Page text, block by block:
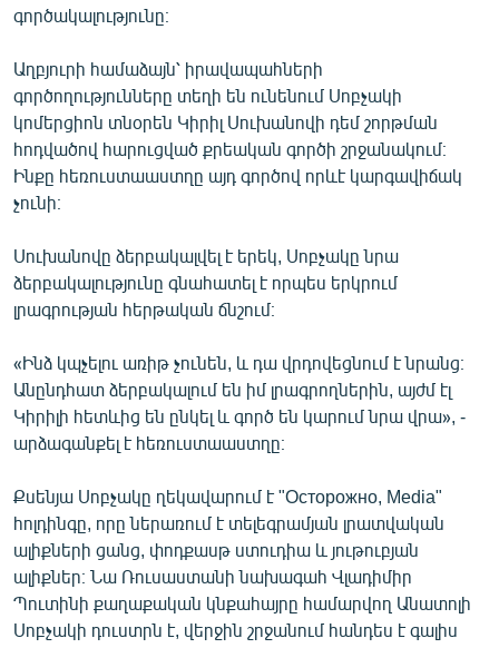
ԲԱՆԱՎԵՃ
ՁԳՏԵԼՈՎ ԼԱՎԱԳՈՒՅՆԻՆ
ՓՈԴՔԱՍԹ
Հայերեն
English
ՀԵՏԵՎԵՔ ՄԵԶ
«Ազատության» բոլոր կայքերը
գործակալությունը։
Աղբյուրի համաձայն՝ իրավապահների
գործողությունները տեղի են ունենում Սոբչակի
կոմերցիոն տնօրեն Կիրիլ Սուխանովի դեմ շորթման
հոդվածով հարուցված քրեական գործի շրջանակում։
Ինքը հեռուստաաստղը այդ գործով որևէ կարգավիճակ
չունի։
Սուխանովը ձերբակալվել է երեկ, Սոբչակը նրա
ձերբակալությունը գնահատել է որպես երկրում
լրագրության հերթական ճնշում։
«Ինձ կպչելու առիթ չունեն, և դա վրդովեցնում է նրանց։
Անընդհատ ձերբակալում են իմ լրագրողներին, այժմ էլ
Կիրիլի հետևից են ընկել և գործ են կարում նրա վրա», -
արձագանքել է հեռուստաաստղը։
Քսենյա Սոբչակը ղեկավարում է "Осторожно, Media"
հոլդինգը, որը ներառում է տելեգրամյան լրատվական
ալիքների ցանց, փոդքասթ ստուդիա և յութուբյան
ալիքներ։ Նա Ռուսաստանի նախագահ Վլադիմիր
Պուտինի քաղաքական կնքահայրը համարվող Անատոլի
Սոբչակի դուստրն է, վերջին շրջանում հանդես է գալիս